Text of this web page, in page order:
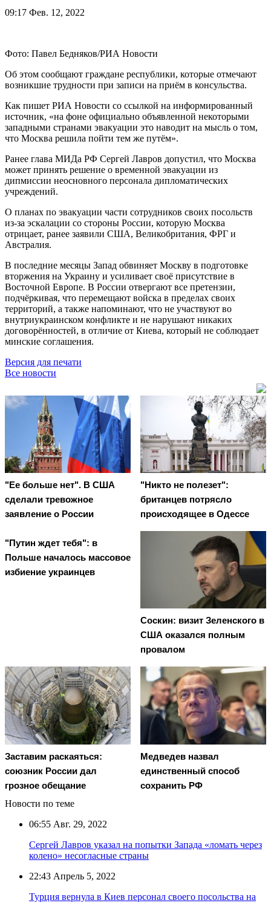
09:17 Фев. 12, 2022
Фото: Павел Бедняков/РИА Новости
Об этом сообщают граждане республики, которые отмечают
возникшие трудности при записи на приём в консульства.
Как пишет РИА Новости со ссылкой на информированный
источник, «на фоне официально объявленной некоторыми
западными странами эвакуации это наводит на мысль о том,
что Москва решила пойти тем же путём».
Ранее глава МИДа РФ Сергей Лавров допустил, что Москва
может принять решение о временной эвакуации из
дипмиссии неосновного персонала дипломатических
учреждений.
О планах по эвакуации части сотрудников своих посольств
из-за эскалации со стороны России, которую Москва
отрицает, ранее заявили США, Великобритания, ФРГ и
Австралия.
В последние месяцы Запад обвиняет Москву в подготовке
вторжения на Украину и усиливает своё присутствие в
Восточной Европе. В России отвергают все претензии,
подчёркивая, что перемещают войска в пределах своих
территорий, а также напоминают, что не участвуют во
внутриукраинском конфликте и не нарушают никаких
договорённостей, в отличие от Киева, который не соблюдает
минские соглашения.
Версия для печати
Все новости
"Ее больше нет". В США
сделали тревожное
заявление о России
"Никто не полезет":
британцев потрясло
происходящее в Одессе
"Путин ждет тебя": в
Польше началось массовое
избиение украинцев
Соскин: визит Зеленского в
США оказался полным
провалом
Заставим раскаяться:
союзник России дал
грозное обещание
Медведев назвал
единственный способ
сохранить РФ
Новости по теме
06:55 Авг. 29, 2022
Сергей Лавров указал на попытки Запада «ломать через
колено» несогласные страны
22:43 Апрель 5, 2022
Турция вернула в Киев персонал своего посольства на